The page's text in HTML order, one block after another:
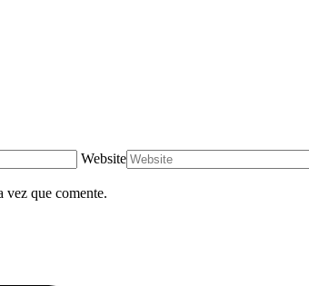
Website
vez que comente.